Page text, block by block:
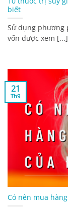
biết
Sử dụng phương
vốn được xem [...]
Có nên mua
21
Th9